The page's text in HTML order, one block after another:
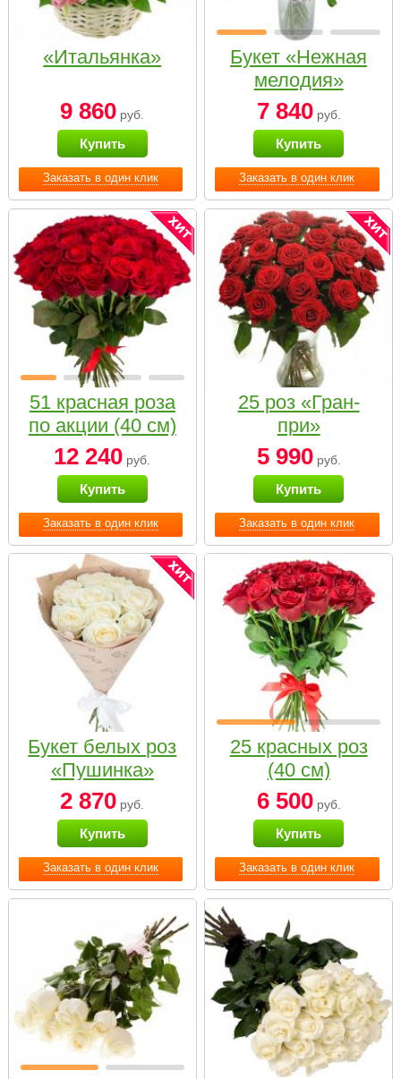
Заказать в один клик
«Итальянка»
9 860 руб.
Купить
Заказать в один клик
Букет «Нежная
мелодия»
7 840руб.
Купить
Заказать в один клик
51 красная роза
по акции (40 см)
12 240 руб.
Купить
Заказать в один клик
25 роз «Гран-
при»
5 990руб.
Купить
Заказать в один клик
Букет белых роз
«Пушинка»
2 870 руб.
Купить
Заказать в один клик
25 красных роз
(40 см)
6 500руб.
Купить